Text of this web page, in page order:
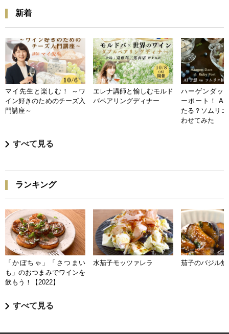
新着
マイ先生と楽しむ！ ～ワ
イン好きのためのチーズ入
門講座～
エレナ講師と愉しむモルド
バペアリングディナー
ハーゲンダッ
ーポート！ AI
たる？ソムリ
わせてみた
すべて見る
ランキング
「かぼちゃ」「さつまい
も」のおつまみでワインを
飲もう！【2022】
水茄子モッツァレラ 茄子のバジル炒
すべて見る